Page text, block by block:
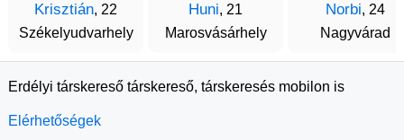
Krisztián, 22
Székelyudvarhely
Huni, 21
Marosvásárhely
Norbi, 24
Nagyvárad
Erdélyi társkereső társkereső, társkeresés mobilon is
Elérhetőségek